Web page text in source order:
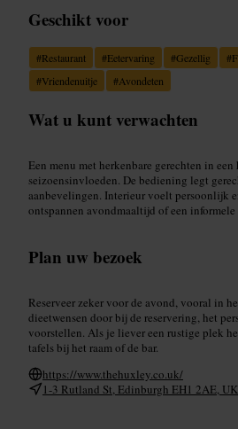
Geschikt voor
#Restaurant #Eetervaring #Gezellig #
#Vriendenuitje #Avondeten
Wat u kunt verwachten
Een menu met herkenbare gerechten in
seizoensinvloeden. De bediening legt
aanbevelingen. Interieur voelt persoonlijk
ontspannen avondmaaltijd of een
Plan uw bezoek
Reserveer zeker voor de avond, vooral in
dieetwensen door bij de reservering, het
voorstellen. Als je liever een rustige plek
tafels bij het raam of de bar.
https://www.thehuxley.co.uk/
1-3 Rutland St, Edinburgh EH1 2AE, UK